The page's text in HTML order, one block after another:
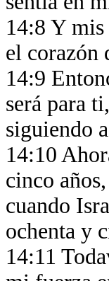
14:8 Y
el corazón
14:9
será para
siguiendo
14:10
cinco
cuando
ochenta y
14:11